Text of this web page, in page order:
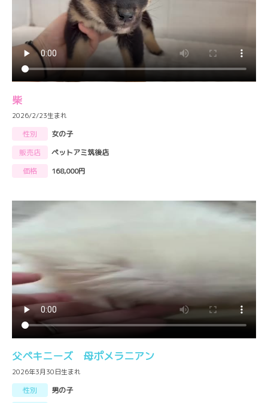
柴
2026/2/23生まれ
性別
女の子
販売店
ペットアミ筑後店
価格
168,000円
父ペキニーズ 母ポメラニアン
2026年3月30日生まれ
性別
男の子